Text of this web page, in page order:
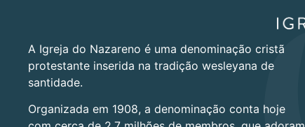
A Igreja do Nazareno é uma denominação cristã
protestante inserida na tradição wesleyana de
santidade.
Organizada em 1908, a denominação conta hoje